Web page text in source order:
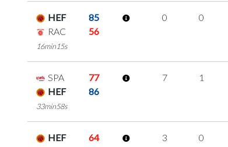
HEF
85
RAC
56
16min15s
0 0
SPA
77
HEF
86
33min58s
7 1
HEF
64
3 0